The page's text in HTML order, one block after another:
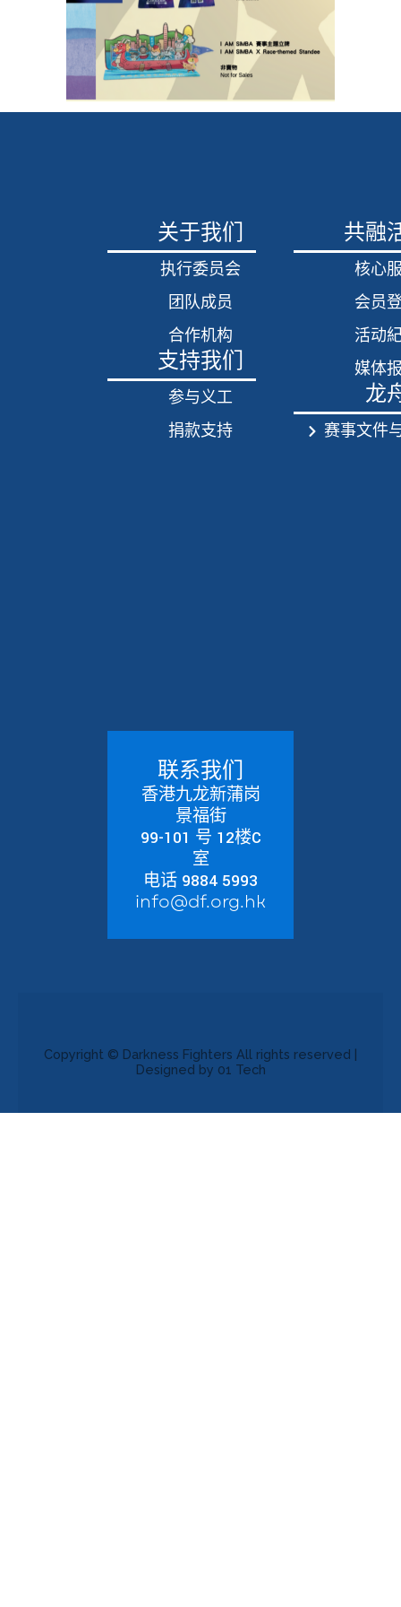
关于我们
执行委员会
团队成员
合作机构
支持我们
参与义工
捐款支持
共融
核心
会员
活动
媒体
龙
赛事文件
联系我们
香港九龙新蒲岗
景福街
99-101 号 12楼C
室
电话 9884 5993
info@df.org.hk
Copyright © Darkness Fighters All rights reserved |
Designed by 01 Tech